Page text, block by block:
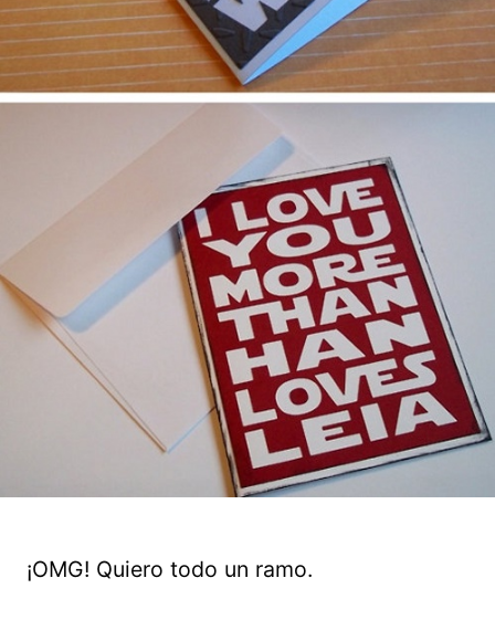
¡OMG! Quiero todo un ramo.